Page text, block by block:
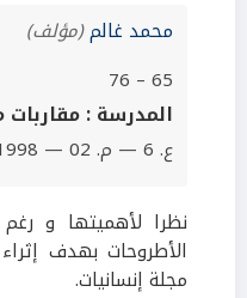
محمد غالم(مؤلف)
65 – 76
المدرسة : مقاربات
ع. 6 — م. 02 — 31/12/1998
نظرا لأهميتها و
الأطروحات بهدف
مجلة إنسانيات.